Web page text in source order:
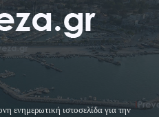
ενημερωτική ιστοσελίδα για την